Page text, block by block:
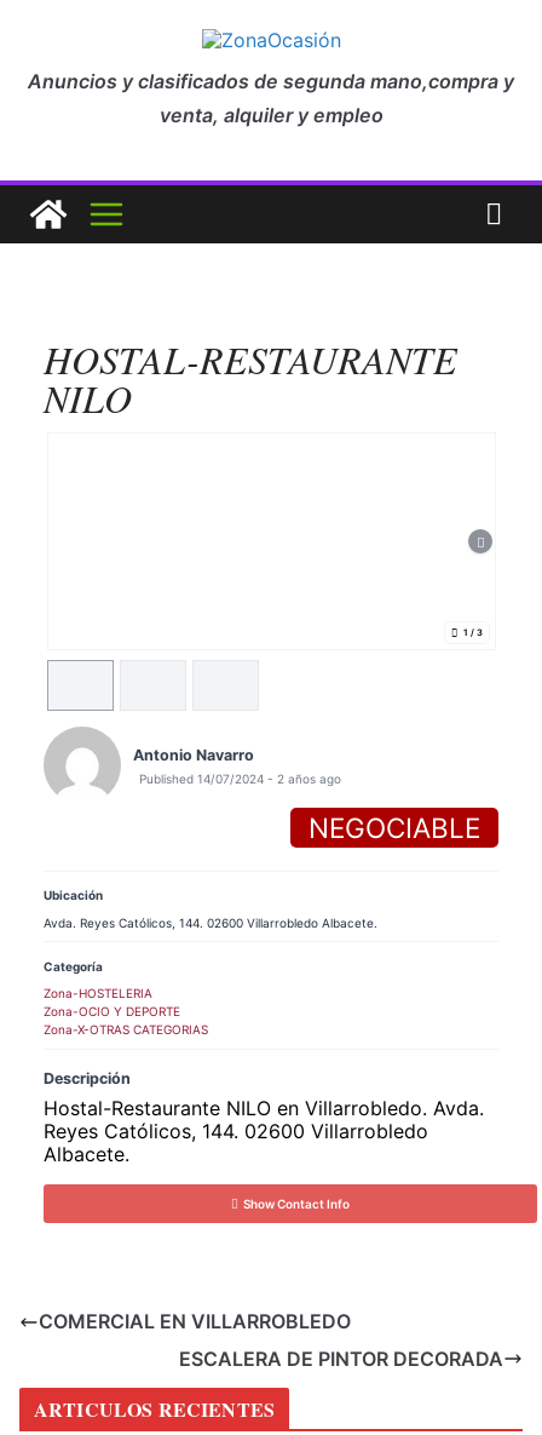
Anuncios y clasificados de segunda mano,compra y
venta, alquiler y empleo
HOSTAL-RESTAURANTE
NILO
1 / 3
Antonio Navarro
Published 14/07/2024 - 2 años ago
NEGOCIABLE
Ubicación
Avda. Reyes Católicos, 144. 02600 Villarrobledo Albacete.
Categoría
Zona-HOSTELERIA
Zona-OCIO Y DEPORTE
Zona-X-OTRAS CATEGORIAS
Descripción
Hostal-Restaurante NILO en Villarrobledo. Avda.
Reyes Católicos, 144. 02600 Villarrobledo
Albacete.
Show Contact Info
COMERCIAL EN VILLARROBLEDO
ESCALERA DE PINTOR DECORADA
ARTICULOS RECIENTES